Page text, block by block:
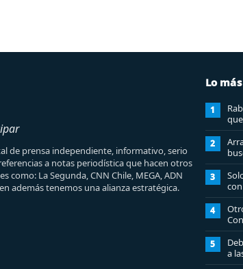
de prensa independiente, informativo, serio
a notas periodística que hacen otros
como: La Segunda, CNN Chile, MEGA, ADN
además tenemos una alianza estratégica.
Lo
1
2
3
4
5
a